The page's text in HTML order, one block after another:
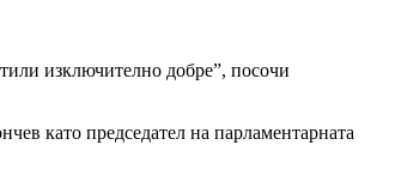
изключително добре”, посочи
като председател на парламентарната